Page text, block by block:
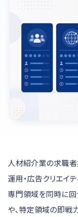
人材紹介業の求職
運用・広告クリエイ
専門領域を同時に回
や、特定領域の即戦